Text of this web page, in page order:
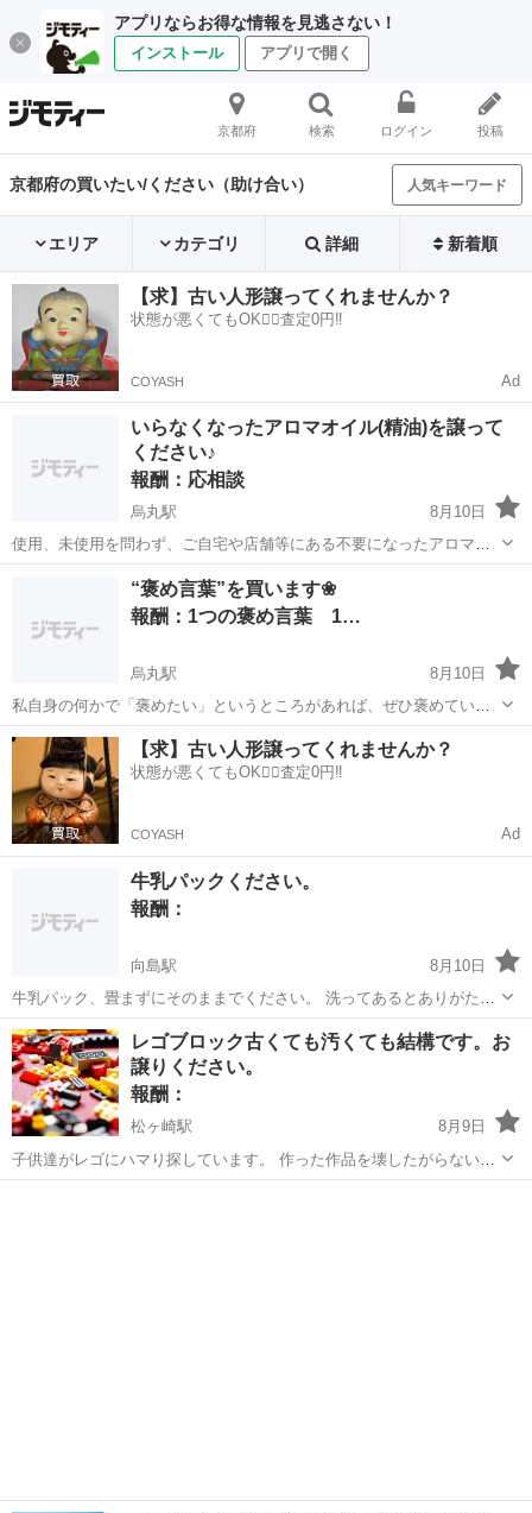
アプリならお得な情報を見逃さない！
インストール アプリで開く
京都府 検索 ログイン 投稿
京都府の買いたい/ください（助け合い） 人気キーワード
エリア カテゴリ 詳細 新着順
【求】古い人形譲ってくれませんか？
状態が悪くてもOK🙆‍♀️査定0円‼️
COYASH Ad
いらなくなったアロマオイル(精油)を譲って
ください♪
報酬：応相談
烏丸駅
8月10日
使用、未使用を問わず、ご自宅や店舗等にある不要になったアロマオ
イルがございましたら、ぜひお譲りいただきたいです。 よろしくお願
いいたします♪ #アロマオイル #エッセンシャルオイル #精油
烏丸駅 買いたい/ください
“褒め言葉”を買います❀
報酬：1つの褒め言葉 1…
烏丸駅
8月10日
私自身の何かで「褒めたい」というところがあれば、ぜひ褒めていた
だきたいです♪ 直感やその時に湧いてくるお気持ちを言葉にしていた
だけると嬉しいです(笑) 人を褒めたり、人に褒められたりする習慣
は、本当に心身ともに良い効果がた...
京都 京都市 烏丸駅 買いたい/ください
【求】古い人形譲ってくれませんか？
状態が悪くてもOK🙆‍♀️査定0円‼️
COYASH Ad
牛乳パックください。
報酬：
向島駅
8月10日
牛乳パック、畳まずにそのままでください。 洗ってあるとありがたい
です。 あるだけ欲しいので宜しくお願いします
京都 京都市 向島駅 買いたい/ください 牛乳パック
レゴブロック古くても汚くても結構です。お
譲りください。
報酬：
松ヶ崎駅
8月9日
子供達がレゴにハマり探しています。 作った作品を壊したがらないの
で、 レゴ不足で困っています。 どの様な状態でも結構ですので、 お